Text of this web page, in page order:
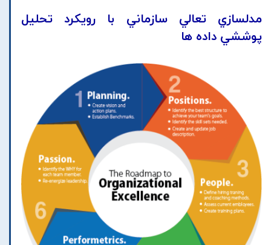
مدلسازي تعالي سازماني با رويکرد تحليل
پوششي داده ها